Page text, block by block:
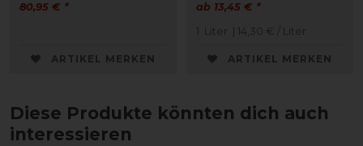
80,95 € *
ARTIKEL MERKEN
ab 13,45 € *
1 Liter | 14,30 € / Liter
ARTIKEL MERKEN
Diese Produkte könnten dich auch
interessieren